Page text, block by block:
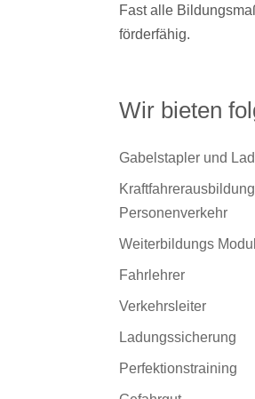
Fast alle
förderfähig.
Wir bieten
Gabelstapler und
Personenverkehr
Weiterbildungs
Fahrlehrer
Verkehrsleiter
Ladungssicherung
Perfektionstraining